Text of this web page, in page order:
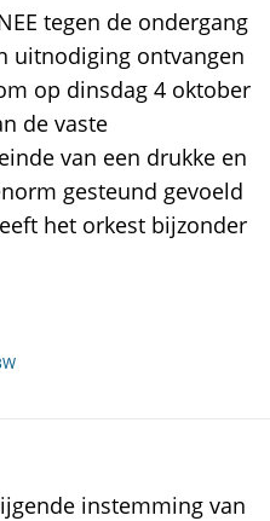
tegen de ondergang
uitnodiging ontvangen
op dinsdag 4 oktober
de vaste
van een drukke en
gesteund gevoeld
het orkest bijzonder
instemming van